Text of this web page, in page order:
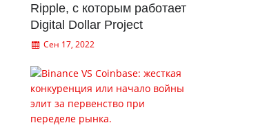
Ripple, с которым работает
Digital Dollar Project
Сен 17, 2022